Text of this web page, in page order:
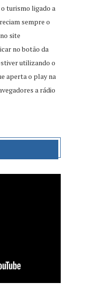
turismo ligado a
sempre o
site
no botão da
utilizando o
aperta o play na
a rádio